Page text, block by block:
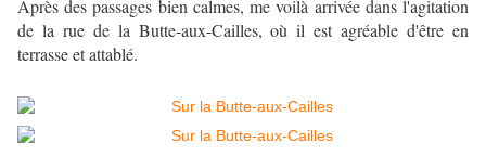
Après des passages bien calmes, me voilà arrivée dans l'agitation
de la rue de la Butte-aux-Cailles, où il est agréable d'être en
terrasse et attablé.